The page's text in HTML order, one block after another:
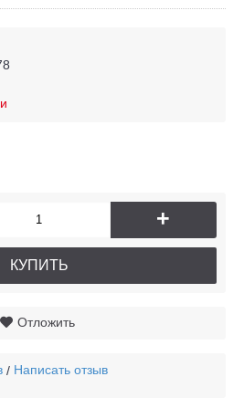
+
КУПИТЬ
Отложить
/ Написать отзыв